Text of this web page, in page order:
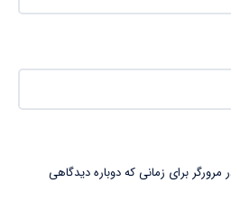
برای زمانی که دوباره دیدگاهی